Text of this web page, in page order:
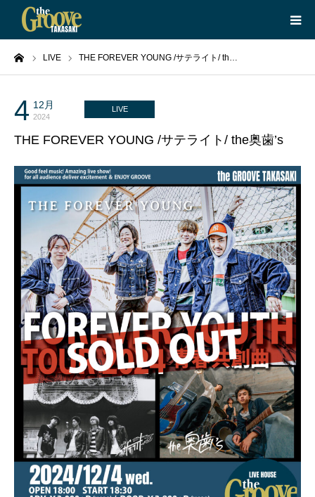
LIVE THE FOREVER YOUNG /サテライト/ th…
4 12月
2024
LIVE
THE FOREVER YOUNG /サテライト/ the奥歯’s
HOME
LIVE
EQUIPMENT
BOOKING
CONTACT